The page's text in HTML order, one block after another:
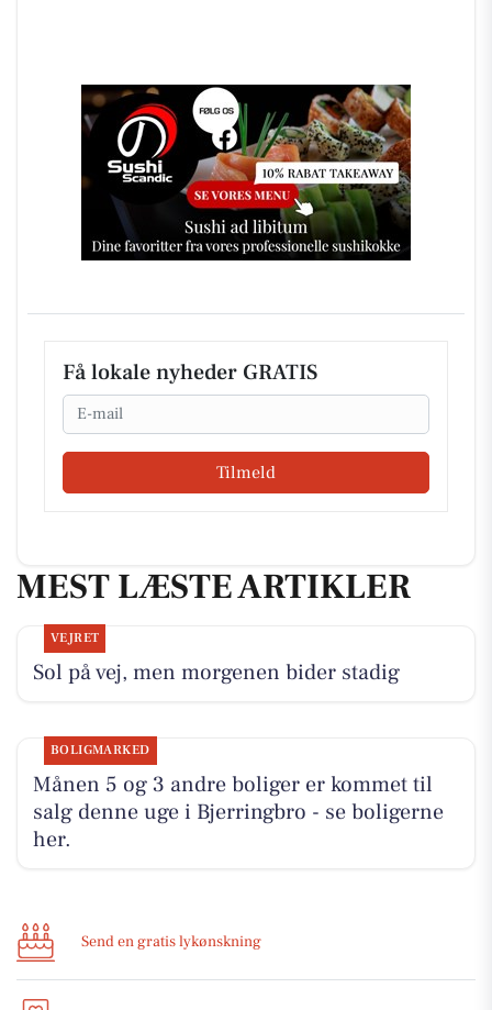
Få lokale nyheder GRATIS
Email
Tilmeld
MEST LÆSTE ARTIKLER
VEJRET
Sol på vej, men morgenen bider stadig
BOLIGMARKED
Månen 5 og 3 andre boliger er kommet til
salg denne uge i Bjerringbro - se boligerne
her.
Send en gratis lykønskning